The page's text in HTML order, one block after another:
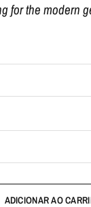
for the modern
ADICIONAR AO